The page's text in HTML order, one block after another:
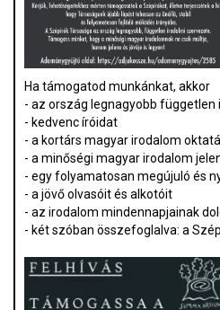
Ha támogatod munkánkat, akkor
- az ország legnagyobb
- kedvenc íróidat
- a kortárs magyar irodalom
- a minőségi magyar irodalom
- egy folyamatosan megújuló és
- a jövő olvasóit és alkotóit
- az irodalom mindennapjainak
- két szóban összefoglalva: a